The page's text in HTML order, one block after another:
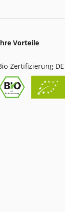
Vorteile
Zertifizierung